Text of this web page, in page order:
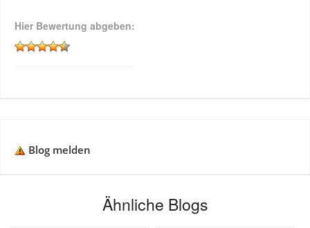
Hier Bewertung abgeben:
Blog melden
Ähnliche Blogs